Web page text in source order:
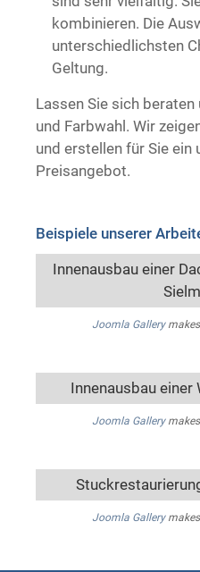
kombinieren. Die
unterschiedlichsten
Geltung.
Lassen Sie sich
und Farbwahl. Wir
und erstellen für Sie ein
Preisangebot.
Beispiele unserer
Innenausbau einer
Joomla Gallery
Innenausbau einer
Joomla Gallery
Joomla Gallery